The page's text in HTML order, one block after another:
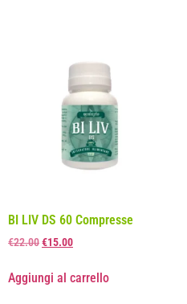
BI LIV DS 60 Compresse
€22.00€15.00
Aggiungi al carrello